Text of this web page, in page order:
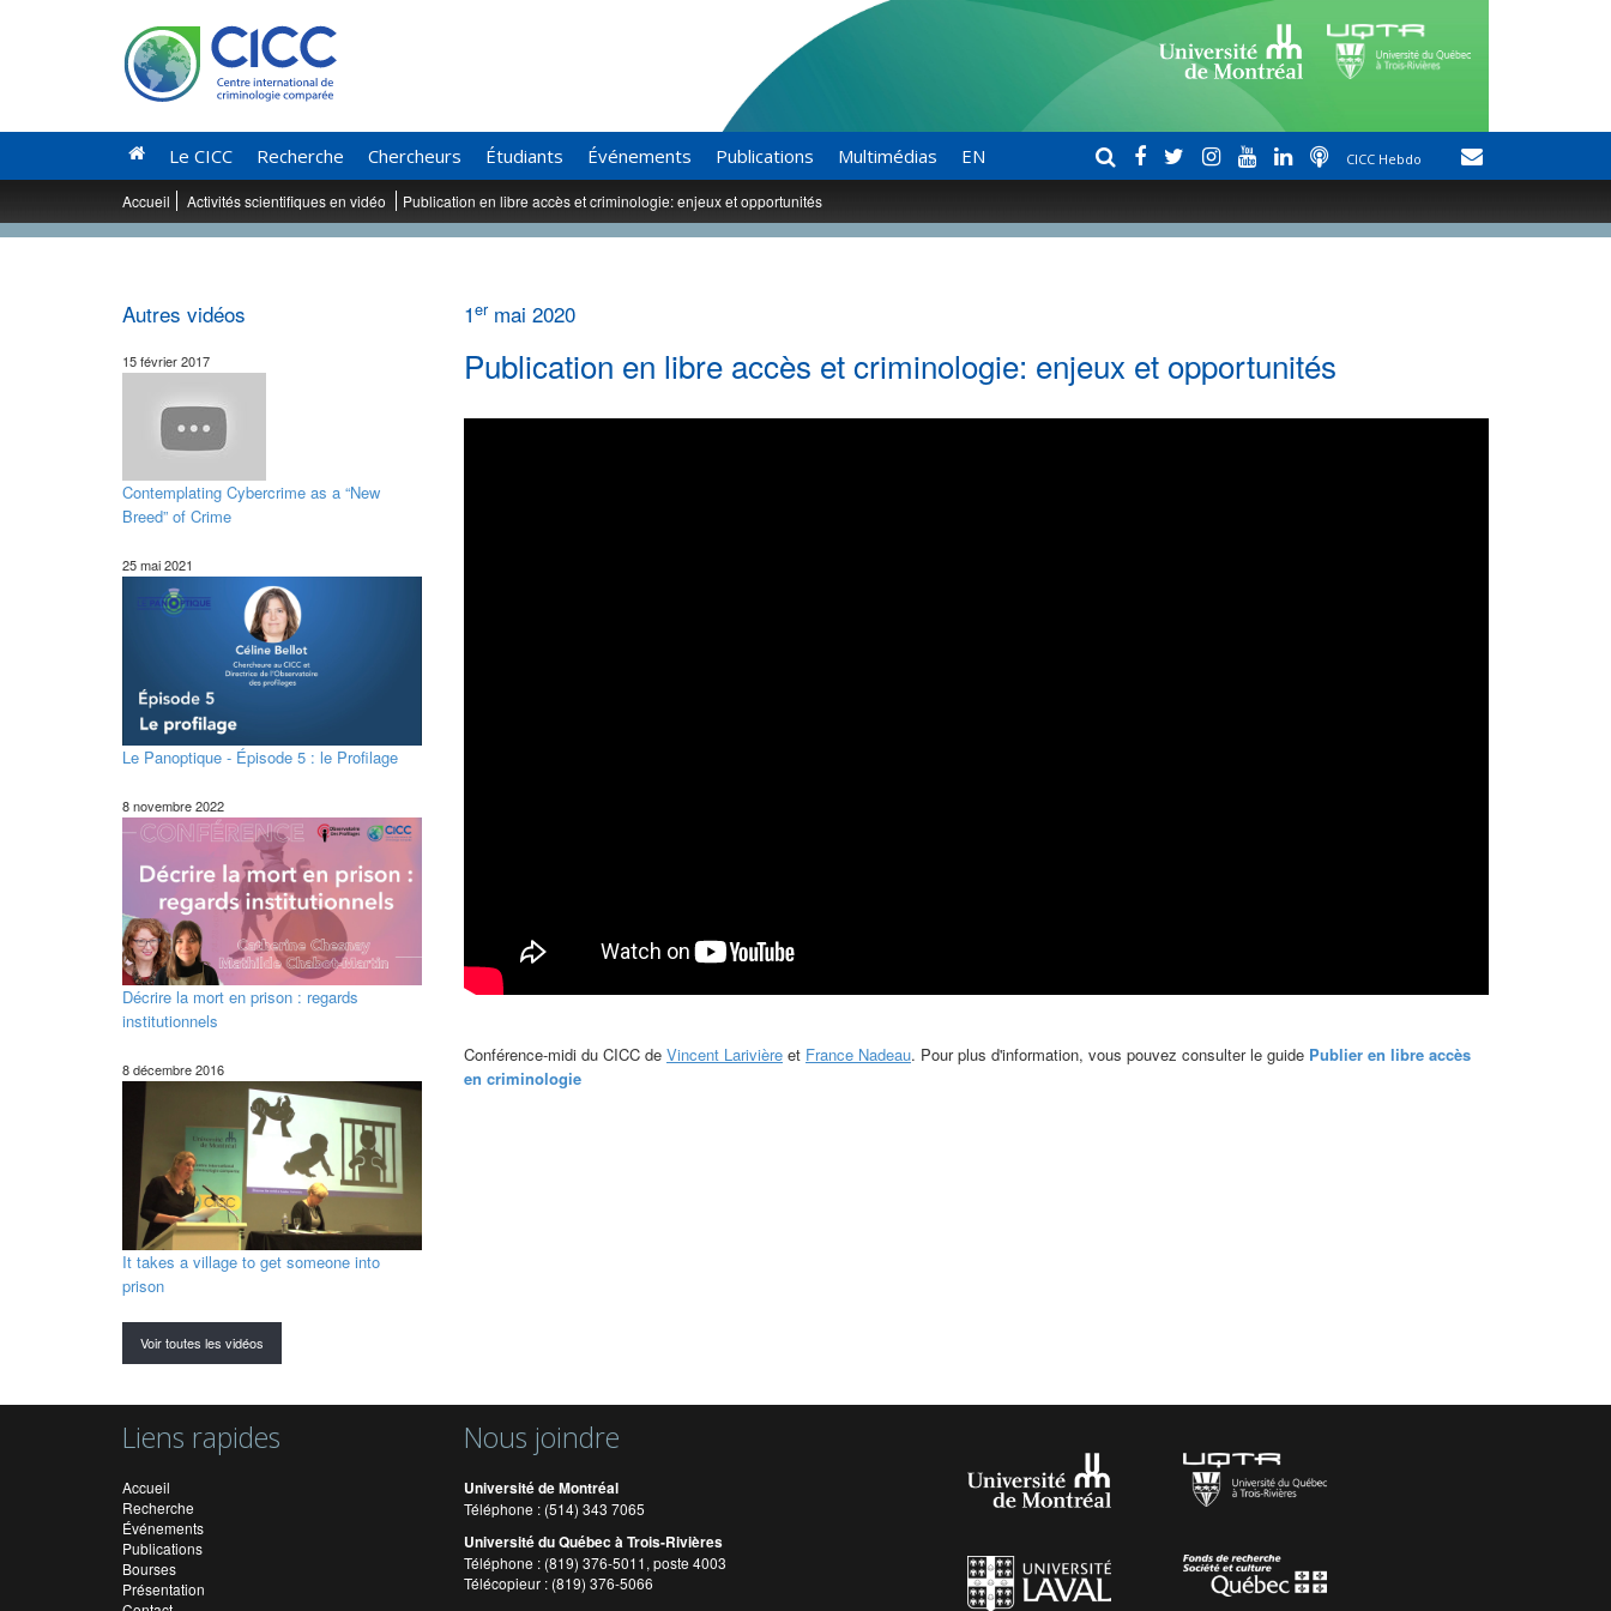
Le CICC Recherche Chercheurs Étudiants Événements Publications Multimédias EN CICC Hebdo
Accueil Activités scientifiques en vidéo Publication en libre accès et criminologie: enjeux et opportunités
1er mai 2020
Publication en libre accès et criminologie: enjeux et opportunités
Conférence-midi du CICC de Vincent Larivière et France Nadeau. Pour plus d'information, vous pouvez consulter le guide Publier en libre accès
en criminologie
Autres vidéos
15 février 2017
Contemplating Cybercrime as a “New
Breed” of Crime
25 mai 2021
Le Panoptique - Épisode 5 : le Profilage
8 novembre 2022
Décrire la mort en prison : regards
institutionnels
8 décembre 2016
It takes a village to get someone into
prison
Voir toutes les vidéos
Liens rapides
Accueil
Recherche
Événements
Publications
Bourses
Présentation
Nous joindre
Université de Montréal
Téléphone : (514) 343 7065
Université du Québec à Trois-Rivières
Téléphone : (819) 376-5011, poste 4003
Télécopieur : (819) 376-5066